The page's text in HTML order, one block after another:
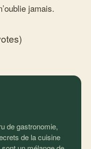
jamais.
de gastronomie,
de la cuisine